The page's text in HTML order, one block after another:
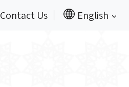
Contact Us English